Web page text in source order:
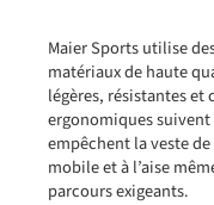
Maier Sports utilise
matériaux de haute
légères, résistantes et
ergonomiques
empêchent la veste
mobile et à l’aise
parcours exigeants.